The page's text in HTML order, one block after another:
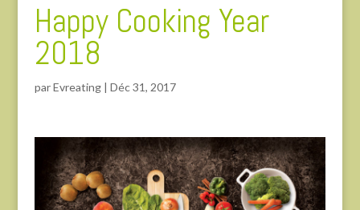
Happy Cooking Year
2018
parEvreating| Déc 31, 2017